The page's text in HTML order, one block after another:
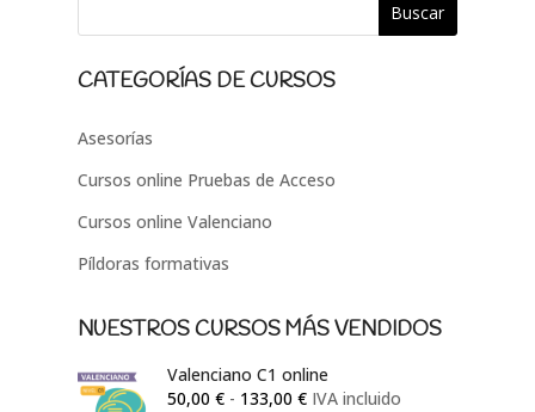
CATEGORÍAS DE CURSOS
Asesorías
Cursos online Pruebas de Acceso
Cursos online Valenciano
Píldoras formativas
NUESTROS CURSOS MÁS VENDIDOS
Valenciano C1 online
50,00 € - 133,00 €Rango
IVA incluido